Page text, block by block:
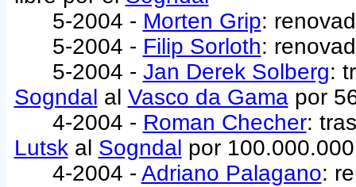
5-2004 - Morten Grip:
5-2004 - Filip Sorloth:
5-2004 - Jan Derek Solberg:
Sogndal al Vasco da Gamapor
4-2004 - Roman Checher:
Lutskal Sogndal por
4-2004 - Adriano Palagano: